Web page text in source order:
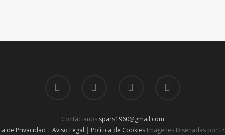
Contáctanos spars1960@gmail.com
de Privacidad | Aviso Legal | Política de Cookies Imagenes Diseñadas por